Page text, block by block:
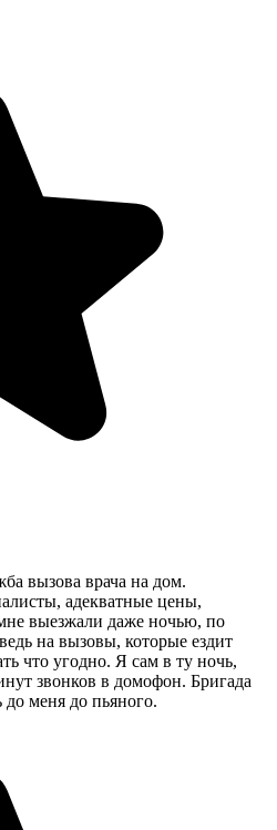
вызова врача на дом.
адекватные цены,
выезжали даже ночью, по
на вызовы, которые ездит
что угодно. Я сам в ту ночь,
звонков в домофон. Бригада
до меня до пьяного.